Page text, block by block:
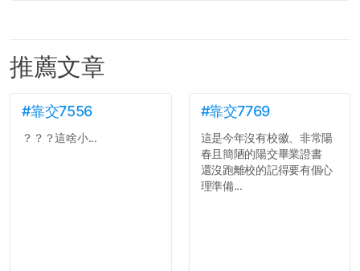
推薦文章
#靠交7556
？？？這啥小...
#靠交7769
這是今年沒有校徽、非常陽
春且簡陋的陽交畢業證書
還沒跑離校的記得要有個心
理準備...